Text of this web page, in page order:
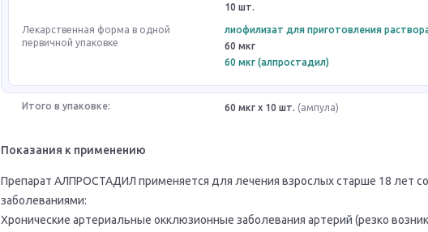
10 шт.
Лекарственная форма в одной
первичной упаковке
лиофилизат для приготовления
60 мкг
60 мкг (алпростадил)
Итого в упаковке: 60 мкг x 10 шт. (ампула)
Показания к применению
Препарат АЛПРОСТАДИЛ применяется для лечения взрослых старше 18 лет
заболеваниями:
Хронические артериальные окклюзионные заболевания артерий (резко